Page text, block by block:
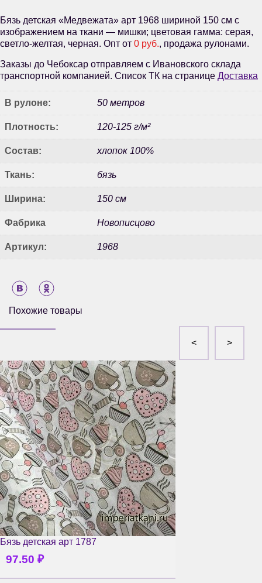
Бязь детская «Медвежата» арт 1968 шириной 150 см с
изображением на ткани — мишки; цветовая гамма: серая,
светло-желтая, черная. Опт от 0 руб., продажа рулонами.
Заказы до Чебоксар отправляем с Ивановского склада
транспортной компанией. Список ТК на странице Доставка
В рулоне: 50 метров
Плотность: 120-125 г/м²
Состав: хлопок 100%
Ткань: бязь
Ширина: 150 см
Фабрика Новописцово
Артикул: 1968
Похожие товары
Бязь детская арт 1787
97.50 ₽